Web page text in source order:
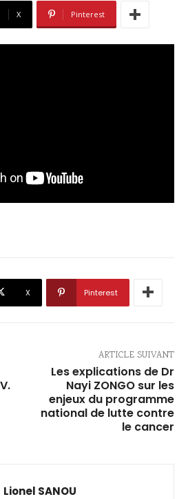
X Pinterest
X Pinterest
ARTICLE SUIVANT
Les explications de Dr
Nayi ZONGO sur les
enjeux du programme
national de lutte contre
le cancer
Lionel SANOU